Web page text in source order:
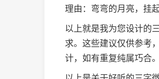
理由：弯弯的月亮，挂
以上就是我为您设计的
求。这些建议仅供参考
计，如有重复纯属巧合。